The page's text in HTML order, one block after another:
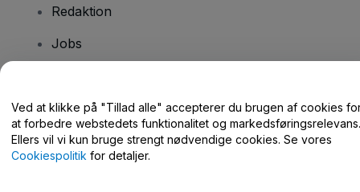
Redaktion
Jobs
Har du spørgsmål?
Hjælpecenter / Kontakt os
Ved at klikke på "Tillad alle" accepterer du brugen af cookies
at forbedre webstedets funktionalitet og markedsføringsrelevans.
Ellers vil vi kun bruge strengt nødvendige cookies. Se vores
Cookiespolitik for detaljer.